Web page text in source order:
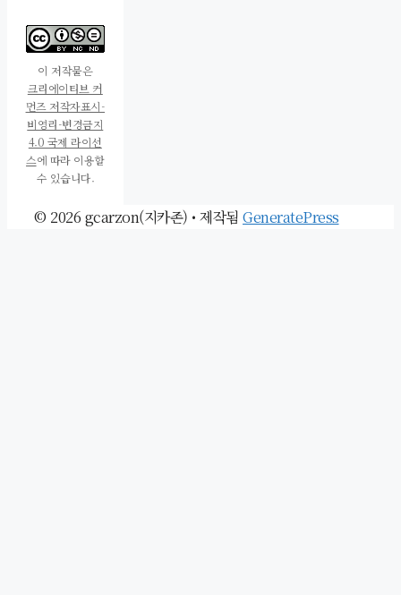
이 저작물은
크리에이티브 커
먼즈 저작자표시-
비영리-변경금지
4.0 국제 라이선
스에 따라 이용할
수 있습니다.
© 2026 gcarzon(지카존) • 제작됨 GeneratePress